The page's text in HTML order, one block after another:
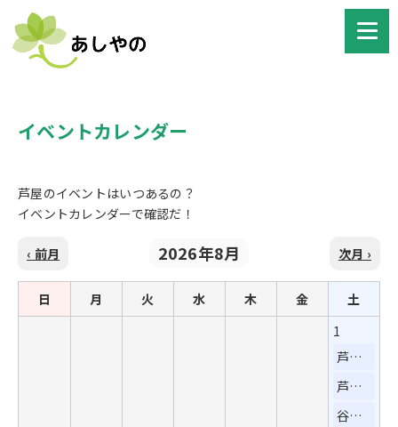
イベントカレンダー
芦屋のイベントはいつあるの？
イベントカレンダーで確認だ！
‹ 前月 2026年8月 次月 ›
日 月 火 水 木 金
土
1
芦屋病院公開講座 「心房細動について」
芦屋ゆかりの名作能『雲林院』
谷崎潤一郎記念館 浴衣着付け・所作講座・庭園での撮影会